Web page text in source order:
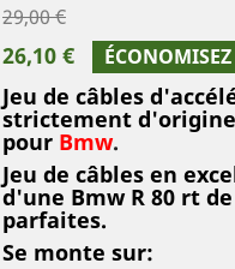
29,00 €
26,10 €
Jeu de câbles
strictement
pour Bmw.
Jeu de câbles en
d'une Bmw R 80 rt
parfaites.
Se monte sur: